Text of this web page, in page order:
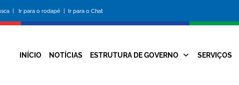
| Ir para o rodapé | Ir para o Chat
da
Prefeitura
Navegação
INÍCIO NOTÍCIAS ESTRUTURA DE GOVERNO SERVIÇOS